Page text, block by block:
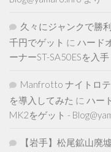
久々にジャンクで勝
千円でゲット に ハード
ーナーST-SA50ESを入
Manfrotto ナイトロ
を導入してみた に ハー
MK2をゲット -
【岩手】松尾鉱山廃